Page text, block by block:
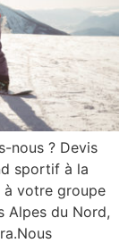
nous ? Devis
sportif à la
à votre groupe
Alpes du Nord,